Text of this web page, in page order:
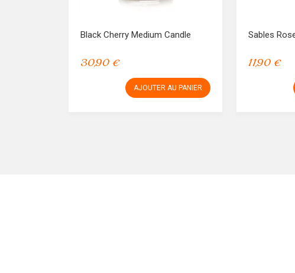
Black Cherry Medium Candle
30,90 €
AJOUTER AU PANIER
Sables
11,90 €